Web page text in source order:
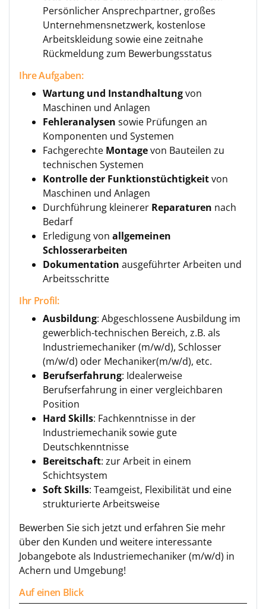
Persönlicher Ansprechpartner, großes
Unternehmensnetzwerk, kostenlose
Arbeitskleidung sowie eine zeitnahe
Rückmeldung zum Bewerbungsstatus
Ihre Aufgaben:
Wartung und Instandhaltungvon
Maschinen und Anlagen
Fehleranalysen sowie Prüfungen an
Komponenten und Systemen
Fachgerechte Montagevon Bauteilen zu
technischen Systemen
Kontrolle der Funktionstüchtigkeitvon
Maschinen und Anlagen
Durchführung kleinerer Reparaturen nach
Bedarf
Erledigung von allgemeinen
Schlosserarbeiten
Dokumentation ausgeführter Arbeiten und
Arbeitsschritte
Ihr Profil:
Ausbildung: Abgeschlossene Ausbildung im
gewerblich-technischen Bereich, z.B. als
Industriemechaniker (m/w/d), Schlosser
(m/w/d) oder Mechaniker(m/w/d), etc.
Berufserfahrung: Idealerweise
Berufserfahrung in einer vergleichbaren
Position
Hard Skills: Fachkenntnisse in der
Industriemechanik sowie gute
Deutschkenntnisse
Bereitschaft: zur Arbeit in einem
Schichtsystem
Soft Skills: Teamgeist, Flexibilität und eine
strukturierte Arbeitsweise
Bewerben Sie sich jetzt und erfahren Sie mehr
über den Kunden und weitere interessante
Jobangebote als Industriemechaniker (m/w/d) in
Achern und Umgebung!
Auf einen Blick